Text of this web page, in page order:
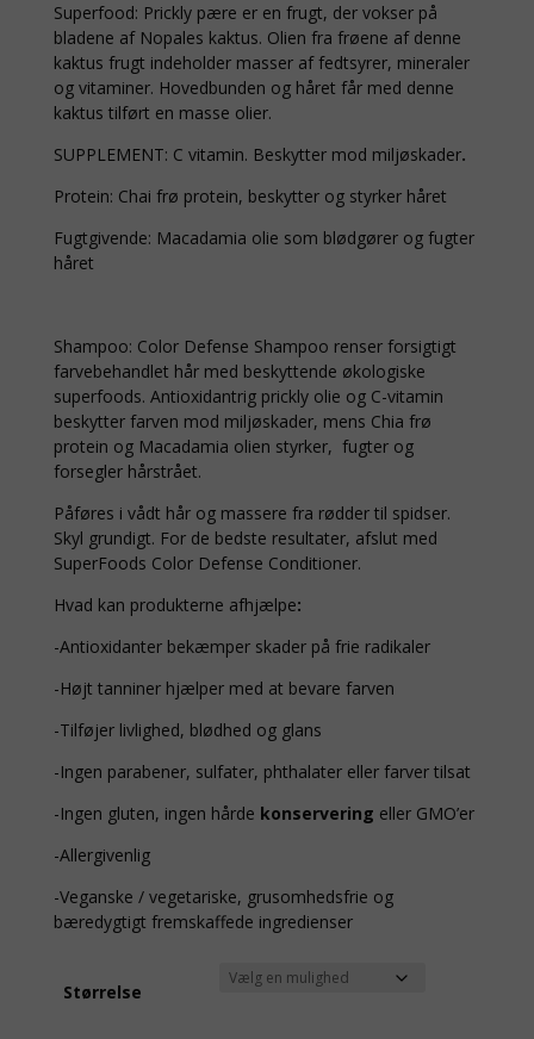
Superfood: Prickly pære er en frugt, der vokser på
bladene af Nopales kaktus. Olien fra frøene af denne
kaktus frugt indeholder masser af fedtsyrer, mineraler
og vitaminer. Hovedbunden og håret får med denne
kaktus tilført en masse olier.
SUPPLEMENT: C vitamin. Beskytter mod miljøskader.
Protein: Chai frø protein, beskytter og styrker håret
Fugtgivende: Macadamia olie som blødgører og fugter
håret
Shampoo: Color Defense Shampoo renser forsigtigt
farvebehandlet hår med beskyttende økologiske
superfoods. Antioxidantrig prickly olie og C-vitamin
beskytter farven mod miljøskader, mens Chia frø
protein og Macadamia olien styrker, fugter og
forsegler hårstrået.
Påføres i vådt hår og massere fra rødder til spidser.
Skyl grundigt. For de bedste resultater, afslut med
SuperFoods Color Defense Conditioner.
Hvad kan produkterne afhjælpe:
-Antioxidanter bekæmper skader på frie radikaler
-Højt tanniner hjælper med at bevare farven
-Tilføjer livlighed, blødhed og glans
-Ingen parabener, sulfater, phthalater eller farver tilsat
-Ingen gluten, ingen hårde konservering eller GMO’er
-Allergivenlig
-Veganske / vegetariske, grusomhedsfrie og
bæredygtigt fremskaffede ingredienser
Størrelse